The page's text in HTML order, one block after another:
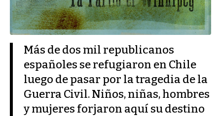
Más de dos mil republicanos
españoles se refugiaron en Chile
luego de pasar por la tragedia de la
Guerra Civil. Niños, niñas, hombres
y mujeres forjaron aquí su destino